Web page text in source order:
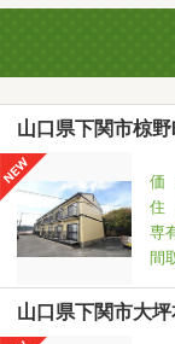
山口県下関市椋野
価
住
専
間
山口県下関市大